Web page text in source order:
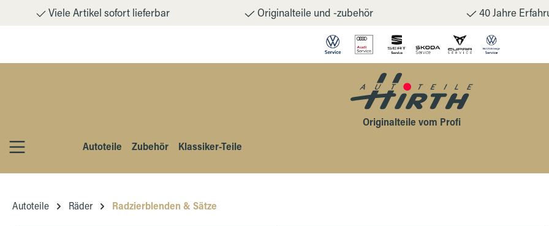
Hauptinhalt springen
Zur Suche springen
Zur Hauptnavigation springen
Viele Artikel sofort lieferbar Originalteile und -zubehör 40 Jahre
Originalteile vom Profi
Autoteile
Zubehör Klassiker-Teile
Autoteile Räder Radzierblenden & Sätze